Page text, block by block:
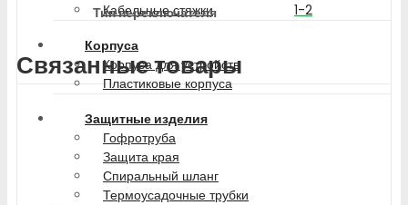
Кабельные стяжки
Корпуса
Корпуса для устройств
Пластиковые корпуса
Защитные изделия
Гофротруба
Защита края
Спиральный шланг
Термоусадочные трубки
Тип переключателя
1-2
Связанные товары